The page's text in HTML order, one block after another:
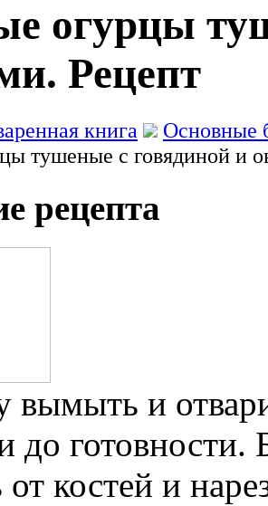
огурцы
Рецепт
книга
Основные
тушеные с говядиной и
рецепта
вымыть и
до готовности.
от костей и